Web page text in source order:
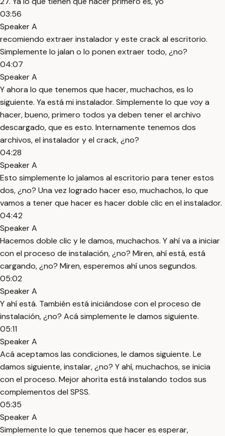
03:56
Speaker A
recomiendo extraer instalador y este crack al escritorio.
Simplemente lo jalan o lo ponen extraer todo, ¿no?
04:07
Speaker A
Y ahora lo que tenemos que hacer, muchachos, es lo
siguiente. Ya está mi instalador. Simplemente lo que voy a
hacer, bueno, primero todos ya deben tener el archivo
descargado, que es esto. Internamente tenemos dos
archivos, el instalador y el crack, ¿no?
04:28
Speaker A
Esto simplemente lo jalamos al escritorio para tener estos
dos, ¿no? Una vez logrado hacer eso, muchachos, lo que
vamos a tener que hacer es hacer doble clic en el instalador.
04:42
Speaker A
Hacemos doble clic y le damos, muchachos. Y ahí va a iniciar
con el proceso de instalación, ¿no? Miren, ahí está, está
cargando, ¿no? Miren, esperemos ahí unos segundos.
05:02
Speaker A
Y ahí está. También está iniciándose con el proceso de
instalación, ¿no? Acá simplemente le damos siguiente.
05:11
Speaker A
Acá aceptamos las condiciones, le damos siguiente. Le
damos siguiente, instalar, ¿no? Y ahí, muchachos, se inicia
con el proceso. Mejor ahorita está instalando todos sus
complementos del SPSS.
05:35
Speaker A
Simplemente lo que tenemos que hacer es esperar,